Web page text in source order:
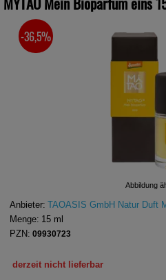
Abbildung
SIE SPAREN
-36,5%
Anbieter:
TAOASIS GmbH Natur Duft
Menge: 15 ml
PZN: 09930723
derzeit nicht lieferbar